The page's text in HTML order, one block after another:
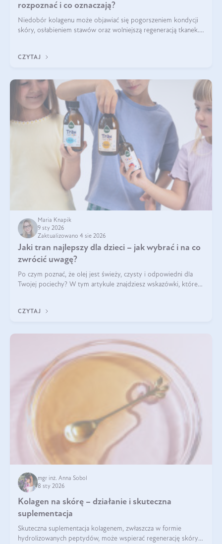
rozpoznać i co oznaczają?
Niedobór kolagenu może objawiać się pogorszeniem kondycji
skóry, osłabieniem stawów oraz wolniejszą regeneracją tkanek.
osłabienie włosów.
CZYTAJ
Maria Knapik
9 sty 2026
Zaktualizowano 4 sie 2026
Jaki tran najlepszy dla dzieci – jak wybrać i na co
zwrócić uwagę?
Po czym poznać, że olej jest świeży, czysty i odpowiedni dla
Twojej pociechy? W tym artykule znajdziesz wskazówki, które
CZYTAJ
mgr inż. Anna Sobol
8 sty 2026
Kolagen na skórę – działanie i skuteczna
suplementacja
Skuteczna suplementacja kolagenem, zwłaszcza w formie
hydrolizowanych peptydów, może wspierać regenerację skóry i